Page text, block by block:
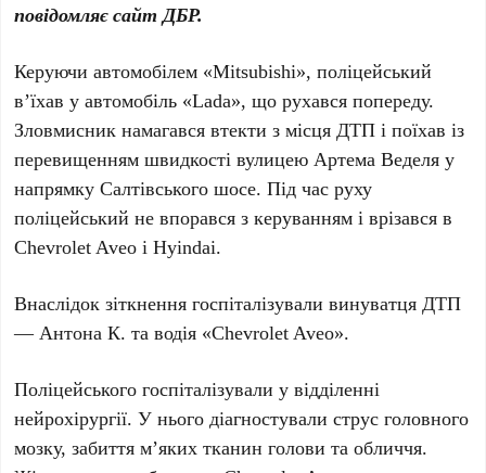
повідомляє сайт ДБР.
Керуючи автомобілем «Mitsubishi», поліцейський
в’їхав у автомобіль «Lada», що рухався попереду.
Зловмисник намагався втекти з місця ДТП і поїхав із
перевищенням швидкості вулицею Артема Веделя у
напрямку Салтівського шосе. Під час руху
поліцейський не впорався з керуванням і врізався в
Chevrolet Aveo і Hyindai.
Внаслідок зіткнення госпіталізували винуватця ДТП
— Антона К. та водія «Chevrolet Aveo».
Поліцейського госпіталізували у відділенні
нейрохірургії. У нього діагностували струс головного
мозку, забиття м’яких тканин голови та обличчя.